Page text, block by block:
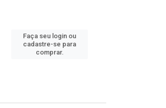
Faça seu login ou
cadastre-se para
comprar.